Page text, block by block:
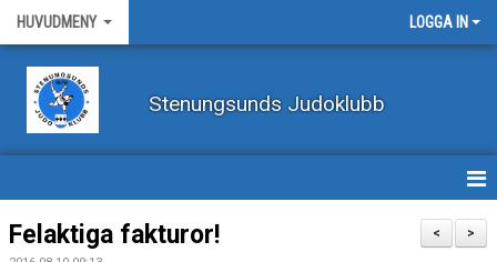
HUVUDMENY LOGGA IN
Stenungsunds Judoklubb
HEM
>
<
Felaktiga fakturor!